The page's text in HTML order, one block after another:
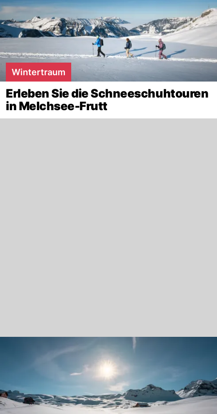
Wintertraum
Erleben Sie die Schneeschuhtouren
in Melchsee-Frutt